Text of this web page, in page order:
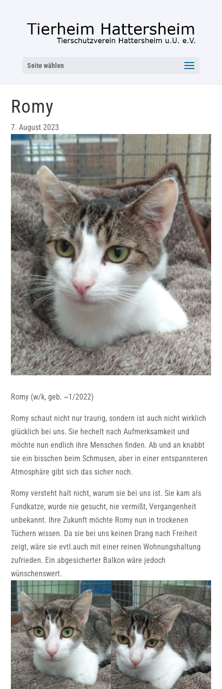
Seite wählen
Romy
7. August 2023
Romy (w/k, geb. ~1/2022)
Romy schaut nicht nur traurig, sondern ist auch nicht wirklich
glücklich bei uns. Sie hechelt nach Aufmerksamkeit und
möchte nun endlich ihre Menschen finden. Ab und an knabbt
sie ein bisschen beim Schmusen, aber in einer entspannteren
Atmosphäre gibt sich das sicher noch.
Romy versteht halt nicht, warum sie bei uns ist. Sie kam als
Fundkatze, wurde nie gesucht, nie vermißt, Vergangenheit
unbekannt. Ihre Zukunft möchte Romy nun in trockenen
Tüchern wissen. Da sie bei uns keinen Drang nach Freiheit
zeigt, wäre sie evtl.auch mit einer reinen Wohnungshaltung
zufrieden. Ein abgesicherter Balkon wäre jedoch
wünschenswert.